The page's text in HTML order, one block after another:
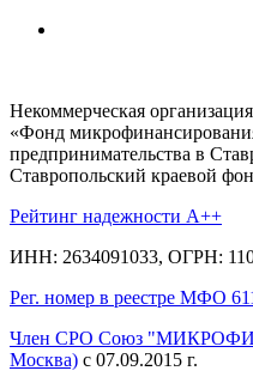
Некоммерческая
«Фонд
предпринимательства в
Ставропольский краевой
Рейтинг надежности A++
ИНН: 2634091033, ОГРН:
Рег. номер в реестре МФО
Член СРО Союз
Москва) с 07.09.2015 г.